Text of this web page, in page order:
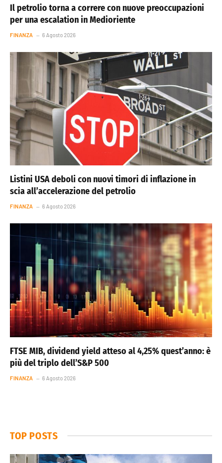
Il petrolio torna a correre con nuove preoccupazioni
per una escalation in Medioriente
FINANZA 6 Agosto 2026
Listini USA deboli con nuovi timori di inflazione in
scia all’accelerazione del petrolio
FINANZA 6 Agosto 2026
FTSE MIB, dividend yield atteso al 4,25% quest’anno: è
più del triplo dell’S&P 500
FINANZA 6 Agosto 2026
TOP POSTS